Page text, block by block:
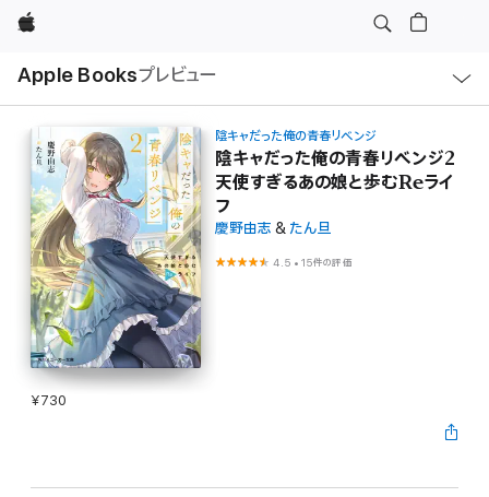
Apple
Apple Booksプレビュー
ル
陰キャだった俺の青春リベンジ
陰キャだった俺の青春リベンジ2
天使すぎるあの娘と歩むReライ
フ
慶野由志 & たん旦
4.5 •15件の評価
¥730